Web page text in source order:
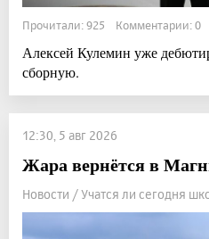
Прочитали: 925 Комментарии: 0
Алексей Кулемин уже
сборную.
12:30, 5 авг 2026
Жара вернётся в
Новости / Учатся ли сегодня